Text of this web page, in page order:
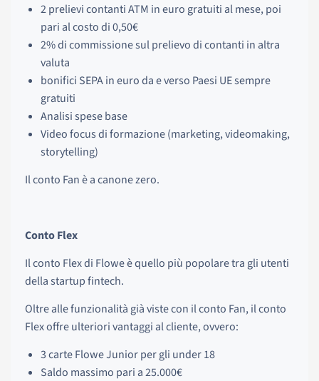
2 prelievi contanti ATM in euro gratuiti al mese, poi
pari al costo di 0,50€
2% di commissione sul prelievo di contanti in altra
valuta
bonifici SEPA in euro da e verso Paesi UE sempre
gratuiti
Analisi spese base
Video focus di formazione (marketing, videomaking,
storytelling)
Il conto Fan è a canone zero.
Conto Flex
Il conto Flex di Flowe è quello più popolare tra gli utenti
della startup fintech.
Oltre alle funzionalità già viste con il conto Fan, il conto
Flex offre ulteriori vantaggi al cliente, ovvero:
3 carte Flowe Junior per gli under 18
Saldo massimo pari a 25.000€